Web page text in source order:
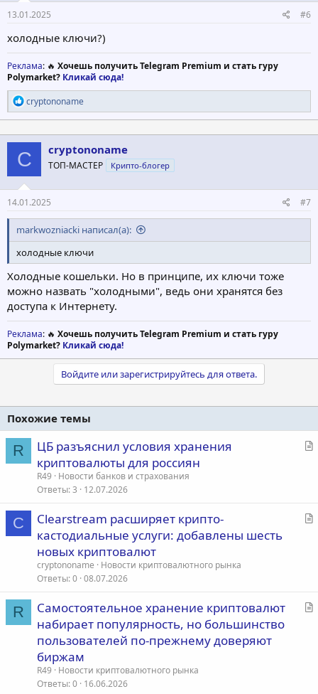
13.01.2025 #6
холодные ключи?)
Реклама: 🔥 Хочешь получить Telegram Premium и стать гуру
Polymarket? Кликай сюда!
Р
е
а
к
ц
и
и
:
cryptononame
C cryptononame
ТОП-МАСТЕР Крипто-блогер
14.01.2025 #7
markwozniacki написал(а):
холодные ключи
Холодные кошельки. Но в принципе, их ключи тоже
можно назвать "холодными", ведь они хранятся без
доступа к Интернету.
Реклама: 🔥 Хочешь получить Telegram Premium и стать гуру
Polymarket? Кликай сюда!
Войдите или зарегистрируйтесь для ответа.
Похожие темы
R
С
я
ЦБ разъяснил условия хранения
криптовалюты для россиян
R49
Новости банков и страхования
Ответы 3 12.07.2026
C
С
Clearstream расширяет крипто-
кастодиальные услуги: добавлены шесть
новых криптовалют
cryptononame
Новости криптовалютного рынка
Ответы 0 08.07.2026
R
С
Самостоятельное хранение криптовалют
набирает популярность, но большинство
пользователей по-прежнему доверяют
биржам
R49
Новости криптовалютного рынка
Ответы 0 16.06.2026